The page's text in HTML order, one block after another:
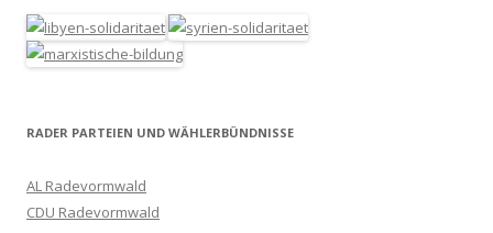
RADER PARTEIEN UND WÄHLERBÜNDNISSE
AL Radevormwald
CDU Radevormwald